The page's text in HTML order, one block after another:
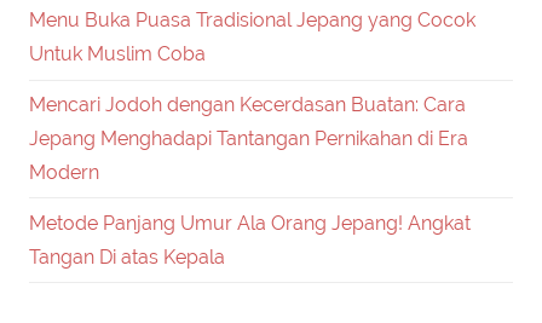
Menu Buka Puasa Tradisional Jepang yang Cocok
Untuk Muslim Coba
Mencari Jodoh dengan Kecerdasan Buatan: Cara
Jepang Menghadapi Tantangan Pernikahan di Era
Modern
Metode Panjang Umur Ala Orang Jepang! Angkat
Tangan Di atas Kepala